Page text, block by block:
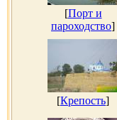
[Порт и
пароходство]
[Крепость]